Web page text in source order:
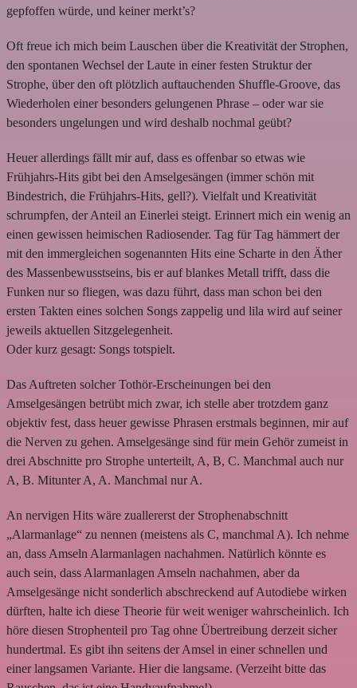
gepfoffen würde, und keiner merkt’s?
Oft freue ich mich beim Lauschen über die Kreativität der Strophen,
den spontanen Wechsel der Laute in einer festen Struktur der
Strophe, über den oft plötzlich auftauchenden Shuffle-Groove, das
Wiederholen einer besonders gelungenen Phrase – oder war sie
besonders ungelungen und wird deshalb nochmal geübt?
Heuer allerdings fällt mir auf, dass es offenbar so etwas wie
Frühjahrs-Hits gibt bei den Amselgesängen (immer schön mit
Bindestrich, die Frühjahrs-Hits, gell?). Vielfalt und Kreativität
schrumpfen, der Anteil an Einerlei steigt. Erinnert mich ein wenig an
einen gewissen heimischen Radiosender. Tag für Tag hämmert der
mit den immergleichen sogenannten Hits eine Scharte in den Äther
des Massenbewusstseins, bis er auf blankes Metall trifft, dass die
Funken nur so fliegen, was dazu führt, dass man schon bei den
ersten Takten eines solchen Songs zappelig und lila wird auf seiner
jeweils aktuellen Sitzgelegenheit.
Oder kurz gesagt: Songs totspielt.
Das Auftreten solcher Tothör-Erscheinungen bei den
Amselgesängen betrübt mich zwar, ich stelle aber trotzdem ganz
objektiv fest, dass heuer gewisse Phrasen erstmals beginnen, mir auf
die Nerven zu gehen. Amselgesänge sind für mein Gehör zumeist in
drei Abschnitte pro Strophe unterteilt, A, B, C. Manchmal auch nur
A, B. Mitunter A, A. Manchmal nur A.
An nervigen Hits wäre zuallererst der Strophenabschnitt
„Alarmanlage“ zu nennen (meistens als C, manchmal A). Ich nehme
an, dass Amseln Alarmanlagen nachahmen. Natürlich könnte es
auch sein, dass Alarmanlagen Amseln nachahmen, aber da
Amselgesänge nicht sonderlich abschreckend auf Autodiebe wirken
dürften, halte ich diese Theorie für weit weniger wahrscheinlich. Ich
höre diesen Strophenteil pro Tag ohne Übertreibung derzeit sicher
hundertmal. Es gibt ihn seitens der Amsel in einer schnellen und
einer langsamen Variante. Hier die langsame. (Verzeiht bitte das